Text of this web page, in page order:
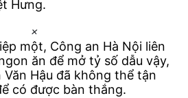
Hưng.
×
một, Công an Hà Nội liên
ăn để mở tỷ số dẫu vậy,
Hậu đã không thể tận
có được bàn thắng.